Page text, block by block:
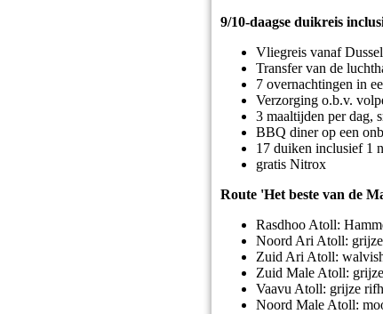
9/10-daagse duikreis
Vliegreis vanaf
Transfer van de
7 overnachtingen in
Verzorging o.b.v.
3 maaltijden per dag,
BBQ diner op een
17 duiken inclusief 1
gratis Nitrox
Route 'Het beste van de
Rasdhoo Atoll:
Noord Ari Atoll:
Zuid Ari Atoll:
Zuid Male Atoll:
Vaavu Atoll: grijze
Noord Male Atoll: